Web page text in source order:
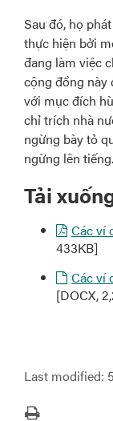
Sau đó, họ
thực hiện bởi
đang làm việc
cộng đồng này
với mục đích
chỉ trích nhà
ngừng bày tỏ
ngừng lên tiếng.
Tải
Các ví
433KB]
Các ví
[DOCX,
Last modified:
Print